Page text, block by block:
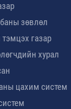
зөвлөл
газар
хурал
цахим систем